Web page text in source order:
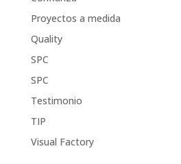
Proyectos a medida
Quality
SPC
SPC
Testimonio
TIP
Visual Factory